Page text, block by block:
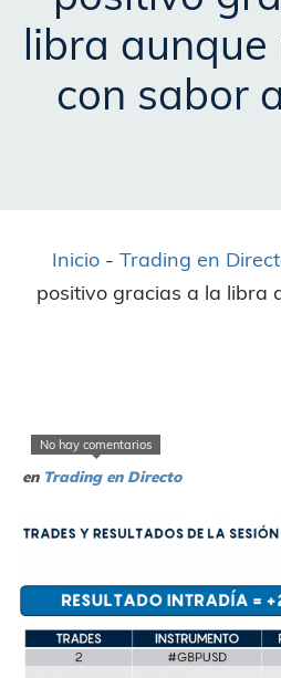
libra aunque
con sabor
Inicio - Trading en
positivo gracias a la libra
No hay comentarios
en Trading en Directo